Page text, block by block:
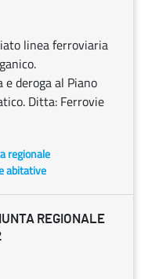
linea ferroviaria
deroga al Piano
Ditta: Ferrovie
regionale
abitative
REGIONALE